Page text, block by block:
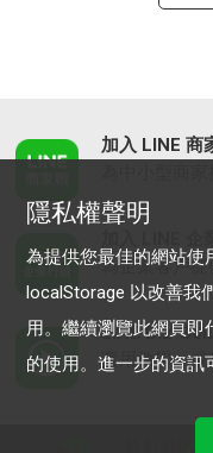
加入 LINE 商
為企業客戶
LINE Biz-
實用教學、成
隱私權聲明
為提供您最佳的網站使
localStorage 以改善我
用。繼續瀏覽此網頁即
的使用。進一步的資訊